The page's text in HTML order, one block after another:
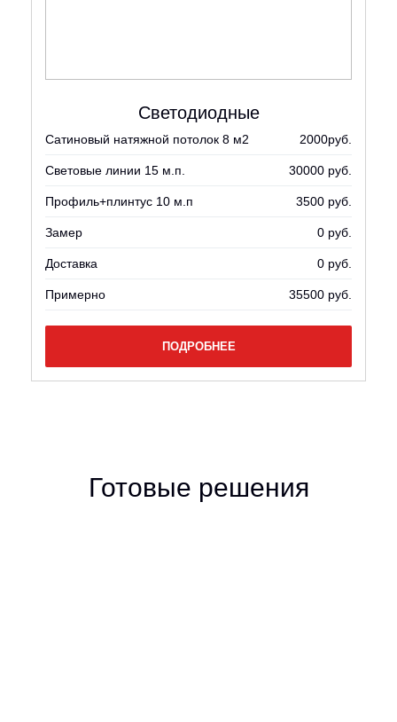
Светодиодные
Сатиновый натяжной потолок 8 м2 2000руб.
Световые линии 15 м.п. 30000 руб.
Профиль+плинтус 10 м.п 3500 руб.
Замер 0 руб.
Доставка 0 руб.
Примерно 35500 руб.
ПОДРОБНЕЕ
Готовые решения